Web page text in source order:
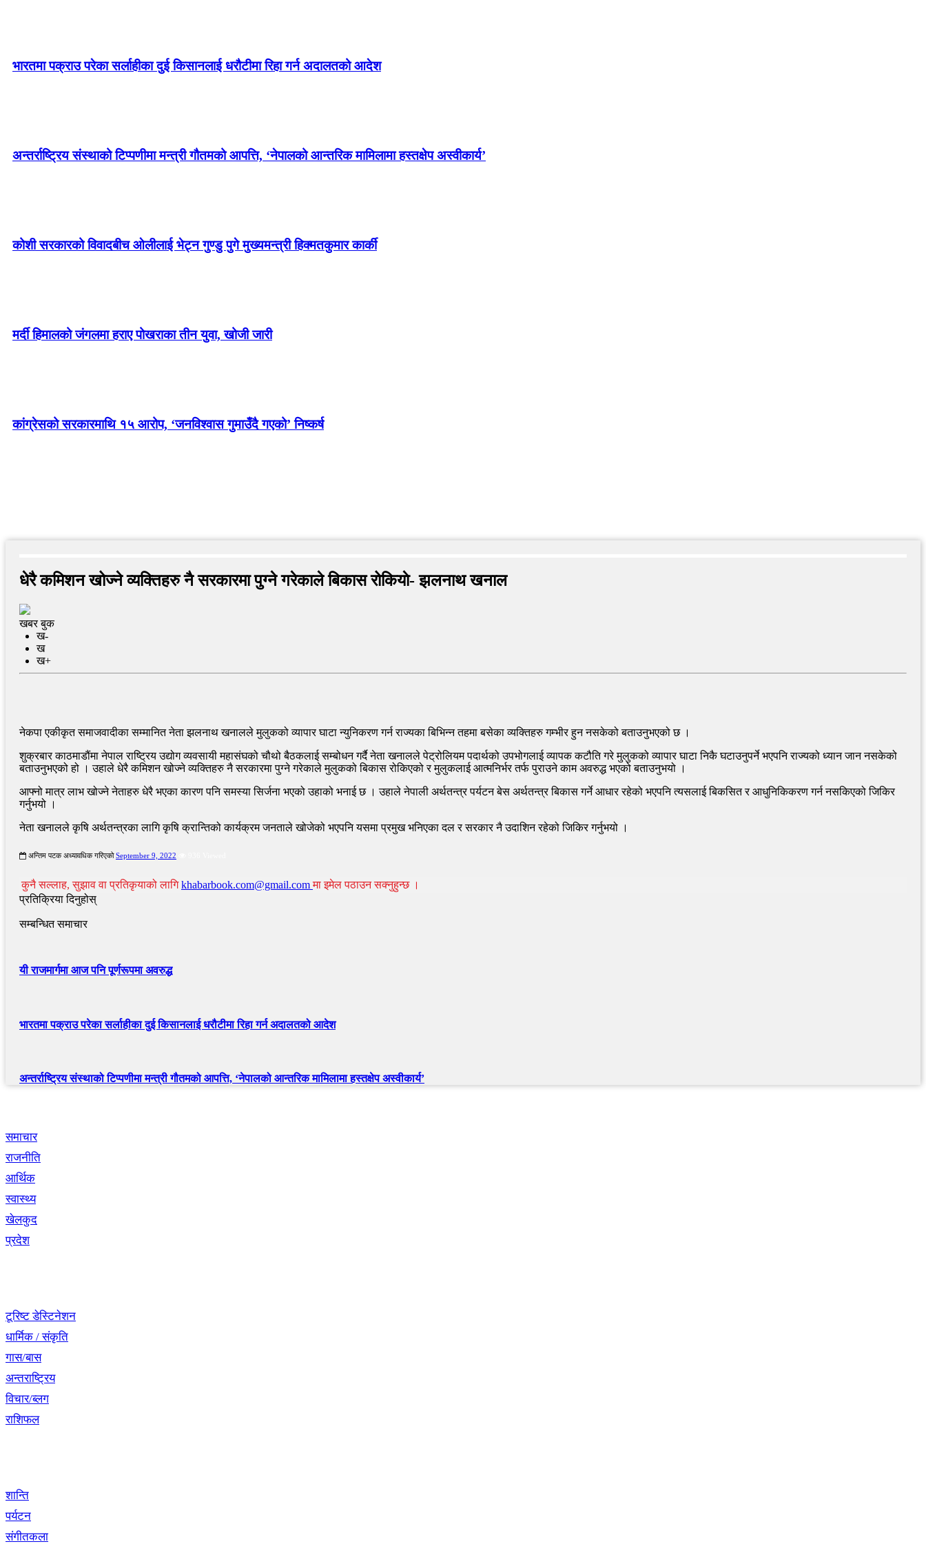
भारतमा पक्राउ परेका सर्लाहीका दुई किसानलाई धरौटीमा रिहा गर्न अदालतको आदेश
अन्तर्राष्ट्रिय संस्थाको टिप्पणीमा मन्त्री गौतमको आपत्ति, ‘नेपालको आन्तरिक मामिलामा हस्तक्षेप अस्वीकार्य’
कोशी सरकारको विवादबीच ओलीलाई भेट्न गुण्डु पुगे मुख्यमन्त्री हिक्मतकुमार कार्की
मर्दी हिमालको जंगलमा हराए पोखराका तीन युवा, खोजी जारी
कांग्रेसको सरकारमाथि १५ आरोप, ‘जनविश्वास गुमाउँदै गएको’ निष्कर्ष
धेरै कमिशन खोज्ने व्यक्तिहरु नै सरकारमा पुग्ने गरेकाले बिकास रोकियाे- झलनाथ खनाल
खबर बुक
ख-
ख
ख+
नेकपा एकीकृत समाजवादीका सम्मानित नेता झलनाथ खनालले मुलुकको व्यापार घाटा न्युनिकरण गर्न राज्यका बिभिन्न तहमा बसेका व्यक्तिहरु गम्भीर हुन नसकेको बताउनुभएको छ ।
शुक्रबार काठमाडौंमा नेपाल राष्ट्रिय उद्योग व्यवसायी महासंघको चौथो बैठकलाई सम्बोधन गर्दै नेता खनालले पेट्रोलियम पदार्थको उपभोगलाई व्यापक कटौति गरे मुलुकको व्यापार घाटा निकै घटाउनुपर्ने भएपनि राज्यको ध्यान जान नसकेको
बताउनुभएको हो । उहाले धेरै कमिशन खोज्ने व्यक्तिहरु नै सरकारमा पुग्ने गरेकाले मुलुकको बिकास रोकिएको र मुलुकलाई आत्मनिर्भर तर्फ पुराउने काम अवरुद्ध भएको बताउनुभयो ।
आफ्नो मात्र लाभ खोज्ने नेताहरु धेरै भएका कारण पनि समस्या सिर्जना भएको उहाको भनाई छ । उहाले नेपाली अर्थतन्त्र पर्यटन बेस अर्थतन्त्र बिकास गर्ने आधार रहेको भएपनि त्यसलाई बिकसित र आधुनिकिकरण गर्न नसकिएको जिकिर
गर्नुभयो ।
नेता खनालले कृषि अर्थतन्त्रका लागि कृषि क्रान्तिको कार्यक्रम जनताले खोजेको भएपनि यसमा प्रमुख भनिएका दल र सरकार नै उदाशिन रहेको जिकिर गर्नुभयो ।
अन्तिम पटक अध्यावधिक गरिएको September 9, 2022
कुनै सल्लाह, सुझाव वा प्रतिकृयाको लागिkhabarbook.com@gmail.comमा इमेल पठाउन सक्नुहुन्छ ।
प्रतिक्रिया दिनुहोस्
सम्बन्धित समाचार
यी राजमार्गमा आज पनि पूर्णरूपमा अवरुद्ध
भारतमा पक्राउ परेका सर्लाहीका दुई किसानलाई धरौटीमा रिहा गर्न अदालतको आदेश
अन्तर्राष्ट्रिय संस्थाको टिप्पणीमा मन्त्री गौतमको आपत्ति, ‘नेपालको आन्तरिक मामिलामा हस्तक्षेप अस्वीकार्य’
समाचार
राजनीति
आर्थिक
स्वास्थ्य
खेलकुद
प्रदेश
टूरिष्ट डेस्टिनेशन
धार्मिक / संकृति
गास/बास
अन्तराष्ट्रिय
विचार/ब्लग
राशिफल
शान्ति
पर्यटन
संगीतकला